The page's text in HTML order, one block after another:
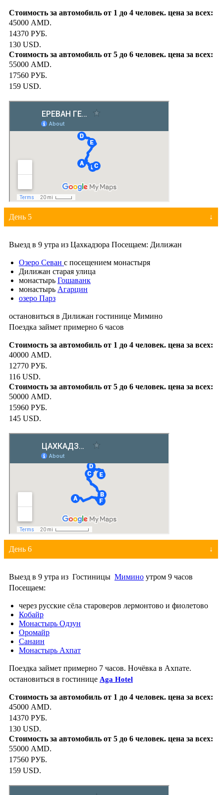
45000 AMD.
14370 РУБ.
130 USD.
55000 AMD.
17560 РУБ.
159 USD.
День 5
Выезд в 9 утра из Цахкадзора Посещаем: Дилижан
Озеро Севан с посещением монастыря
Дилижан старая улица
монастырь Гошаванк
монастырь Агарцин
озеро Парз
остановиться в Дилижан гостинице Мимино
Поездка займет примерно 6 часов
40000 AMD.
12770 РУБ.
116 USD.
50000 AMD.
15960 РУБ.
145 USD.
День 6
Выезд в 9 утра из Гостиницы Мимино утром 9 часов
Посещаем:
через русские сёла староверов лермонтово и фиолетово
Кобайр
Монастырь Одзун
Оромайр
Санаин
Монастырь Ахпат
Поездка займет примерно 7 часов. Ночёвка в Ахпате.
остановиться в гостинице Aga Hotel
45000 AMD.
14370 РУБ.
130 USD.
55000 AMD.
17560 РУБ.
159 USD.